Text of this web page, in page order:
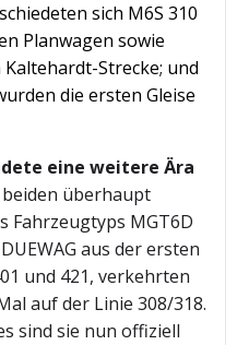
sich M6S 310
Planwagen sowie
Strecke; und
die ersten Gleise
eine weitere Ära
überhaupt
Fahrzeugtyps MGT6D
aus der ersten
und 421, verkehrten
auf der Linie 308/318.
sind sie nun offiziell